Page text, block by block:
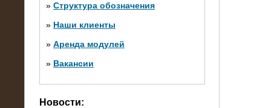
» Структура обозначения
» Наши клиенты
» Аренда модулей
» Вакансии
Новости: